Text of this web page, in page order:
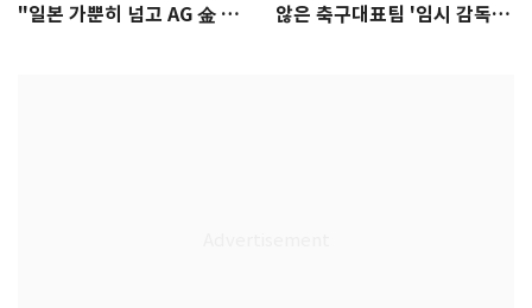
"일본 가뿐히 넘고 AG 金 따겠
않은 축구대표팀 '임시 감독'